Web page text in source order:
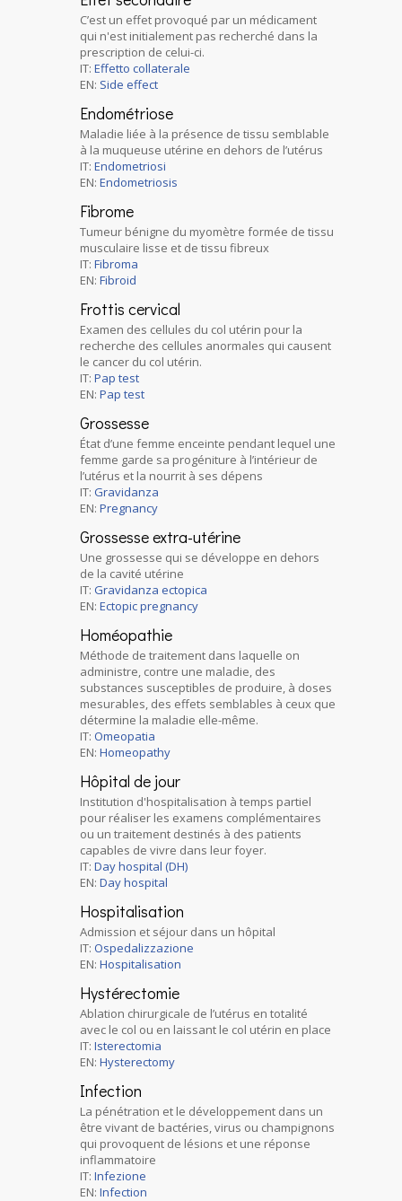
C’est un effet provoqué par un médicament
qui n'est initialement pas recherché dans la
prescription de celui-ci.
IT: Effetto collaterale
EN: Side effect
Endométriose
Maladie liée à la présence de tissu semblable
à la muqueuse utérine en dehors de l’utérus
IT: Endometriosi
EN: Endometriosis
Fibrome
Tumeur bénigne du myomètre formée de tissu
musculaire lisse et de tissu fibreux
IT: Fibroma
EN: Fibroid
Frottis cervical
Examen des cellules du col utérin pour la
recherche des cellules anormales qui causent
le cancer du col utérin.
IT: Pap test
EN: Pap test
Grossesse
État d’une femme enceinte pendant lequel une
femme garde sa progéniture à l’intérieur de
l’utérus et la nourrit à ses dépens
IT: Gravidanza
EN: Pregnancy
Grossesse extra-utérine
Une grossesse qui se développe en dehors
de la cavité utérine
IT: Gravidanza ectopica
EN: Ectopic pregnancy
Homéopathie
Méthode de traitement dans laquelle on
administre, contre une maladie, des
substances susceptibles de produire, à doses
mesurables, des effets semblables à ceux que
détermine la maladie elle-même.
IT: Omeopatia
EN: Homeopathy
Hôpital de jour
Institution d'hospitalisation à temps partiel
pour réaliser les examens complémentaires
ou un traitement destinés à des patients
capables de vivre dans leur foyer.
IT: Day hospital (DH)
EN: Day hospital
Hospitalisation
Admission et séjour dans un hôpital
IT: Ospedalizzazione
EN: Hospitalisation
Hystérectomie
Ablation chirurgicale de l’utérus en totalité
avec le col ou en laissant le col utérin en place
IT: Isterectomia
EN: Hysterectomy
Infection
La pénétration et le développement dans un
être vivant de bactéries, virus ou champignons
qui provoquent de lésions et une réponse
inflammatoire
IT: Infezione
EN: Infection